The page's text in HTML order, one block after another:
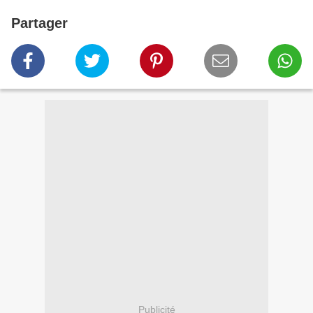
Partager
Publicité